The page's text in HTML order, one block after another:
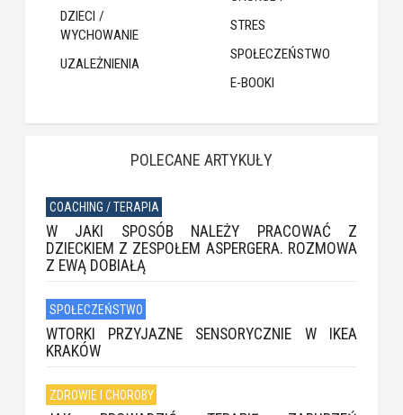
DZIECI /
WYCHOWANIE
UZALEŻNIENIA
STRES
SPOŁECZEŃSTWO
E-BOOKI
POLECANE ARTYKUŁY
COACHING / TERAPIA
W JAKI SPOSÓB NALEŻY PRACOWAĆ Z
DZIECKIEM Z ZESPOŁEM ASPERGERA. ROZMOWA
Z EWĄ DOBIAŁĄ
SPOŁECZEŃSTWO
WTORKI PRZYJAZNE SENSORYCZNIE W IKEA
KRAKÓW
ZDROWIE I CHOROBY